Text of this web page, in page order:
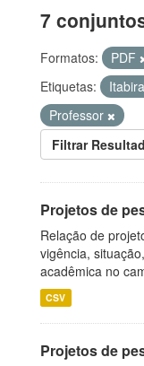
7
Formatos: PDF
Etiquetas:
Itabira
Professor
Filtrar
Projetos de
Relação de
vigência,
acadêmica no
CSV
Projetos de